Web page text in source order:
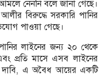
নেননি বলে জানা গেছে।
বিরুদ্ধে সরকারি পানির
পাওয়া গেছে।
লাইনের জন্য ২০ থেকে
প্রতি মাসে এসব লাইনের
দাবি, এ অবৈধ আয়ের একটি